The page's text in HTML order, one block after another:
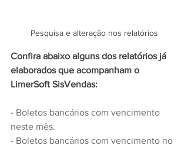
Pesquisa e alteração nos relatórios
Confira abaixo alguns dos relatórios já
elaborados que acompanham o
LimerSoft SisVendas:
- Boletos bancários com vencimento
neste mês.
- Boletos bancários com vencimento no